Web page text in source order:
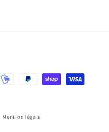
Mention légale